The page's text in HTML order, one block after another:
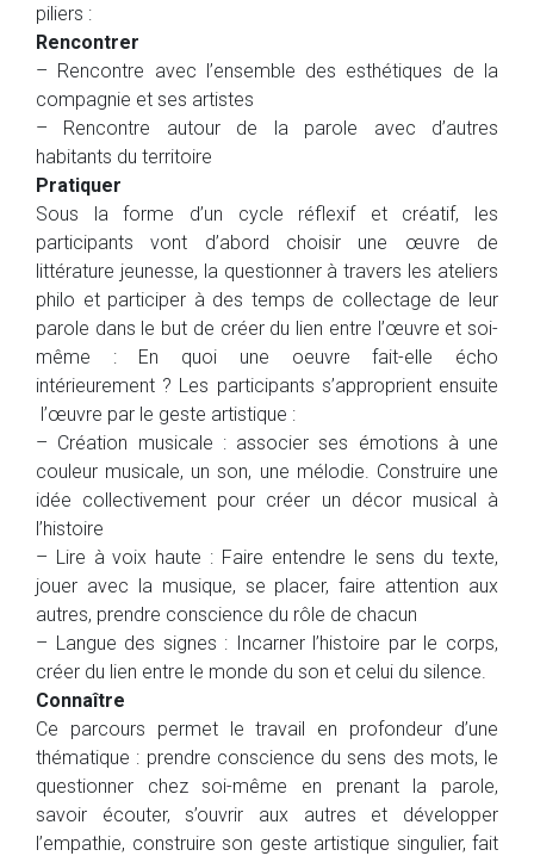
piliers :
Rencontrer
– Rencontre avec l’ensemble des esthétiques de la
compagnie et ses artistes
– Rencontre autour de la parole avec d’autres
habitants du territoire
Pratiquer
Sous la forme d’un cycle réflexif et créatif, les
participants vont d’abord choisir une œuvre de
littérature jeunesse, la questionner à travers les ateliers
philo et participer à des temps de collectage de leur
parole dans le but de créer du lien entre l’œuvre et soi-
même : En quoi une oeuvre fait-elle écho
intérieurement ? Les participants s’approprient ensuite
l’œuvre par le geste artistique :
– Création musicale : associer ses émotions à une
couleur musicale, un son, une mélodie. Construire une
idée collectivement pour créer un décor musical à
l’histoire
– Lire à voix haute : Faire entendre le sens du texte,
jouer avec la musique, se placer, faire attention aux
autres, prendre conscience du rôle de chacun
– Langue des signes : Incarner l’histoire par le corps,
créer du lien entre le monde du son et celui du silence.
Connaître
Ce parcours permet le travail en profondeur d’une
thématique : prendre conscience du sens des mots, le
questionner chez soi-même en prenant la parole,
savoir écouter, s’ouvrir aux autres et développer
l’empathie, construire son geste artistique singulier, fait